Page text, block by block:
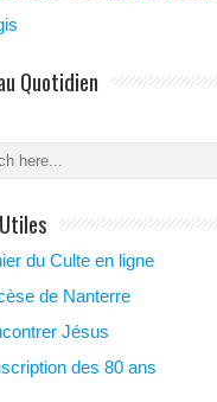
aux
jeunes.
Quotidien
du Culte en ligne
de Nanterre
Jésus
des 80 ans